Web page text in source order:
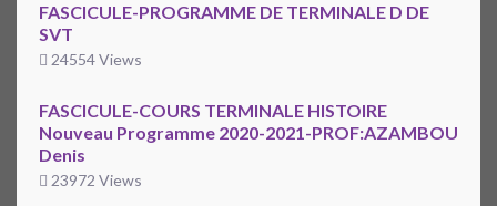
FASCICULE-PROGRAMME DE TERMINALE D DE
SVT
24554 Views
FASCICULE-COURS TERMINALE HISTOIRE
Nouveau Programme 2020-2021-PROF:AZAMBOU
Denis
23972 Views